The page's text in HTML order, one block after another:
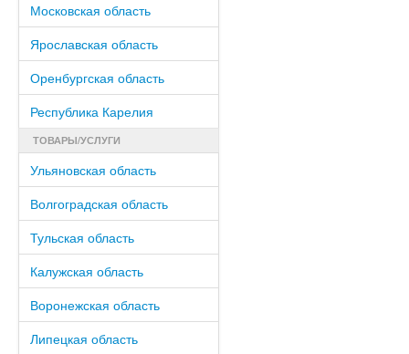
Московская область
Ярославская область
Оренбургская область
Республика Карелия
ТОВАРЫ/УСЛУГИ
Ульяновская область
Волгоградская область
Тульская область
Калужская область
Воронежская область
Липецкая область